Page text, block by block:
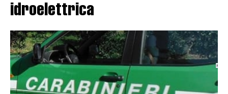
idroelettrica